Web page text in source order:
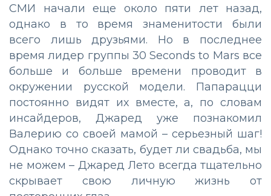
СМИ начали еще около пяти лет назад,
однако в то время знаменитости были
всего лишь друзьями. Но в последнее
время лидер группы 30 Seconds to Mars все
больше и больше времени проводит в
окружении русской модели. Папарацци
постоянно видят их вместе, а, по словам
инсайдеров, Джаред уже познакомил
Валерию со своей мамой – серьезный шаг!
Однако точно сказать, будет ли свадьба, мы
не можем – Джаред Лето всегда тщательно
скрывает свою личную жизнь от